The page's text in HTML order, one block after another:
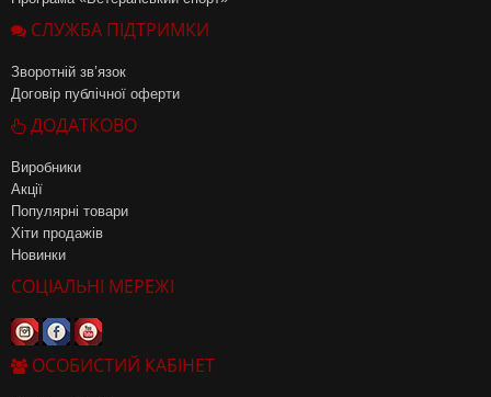
СЛУЖБА ПІДТРИМКИ
Зворотній зв’язок
Договір публічної оферти
ДОДАТКОВО
Виробники
Акції
Популярні товари
Хіти продажів
Новинки
СОЦІАЛЬНІ МЕРЕЖІ
ОСОБИСТИЙ КАБІНЕТ